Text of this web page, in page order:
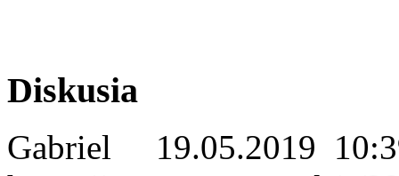
Diskusia
Gabriel 19.05.2019